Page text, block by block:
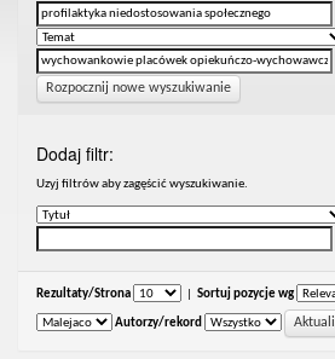
Rozpocznij nowe wyszukiwanie
Dodaj filtr:
Uzyj filtrów aby zagęścić wyszukiwanie.
Rezultaty/Strona Sortuj pozycje wg
Autorzy/rekord